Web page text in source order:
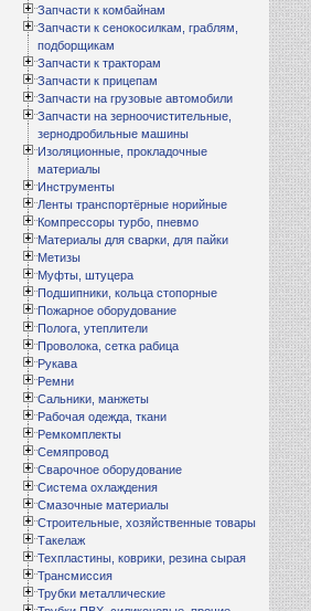
Запчасти к комбайнам
Запчасти к сенокосилкам, граблям,
подборщикам
Запчасти к тракторам
Запчасти к прицепам
Запчасти на грузовые автомобили
Запчасти на зерноочистительные,
зернодробильные машины
Изоляционные, прокладочные
материалы
Инструменты
Ленты транспортёрные норийные
Компрессоры турбо, пневмо
Материалы для сварки, для пайки
Метизы
Муфты, штуцера
Подшипники, кольца стопорные
Пожарное оборудование
Полога, утеплители
Проволока, сетка рабица
Рукава
Ремни
Сальники, манжеты
Рабочая одежда, ткани
Ремкомплекты
Семяпровод
Сварочное оборудование
Система охлаждения
Смазочные материалы
Строительные, хозяйственные товары
Такелаж
Техпластины, коврики, резина сырая
Трансмиссия
Трубки металлические